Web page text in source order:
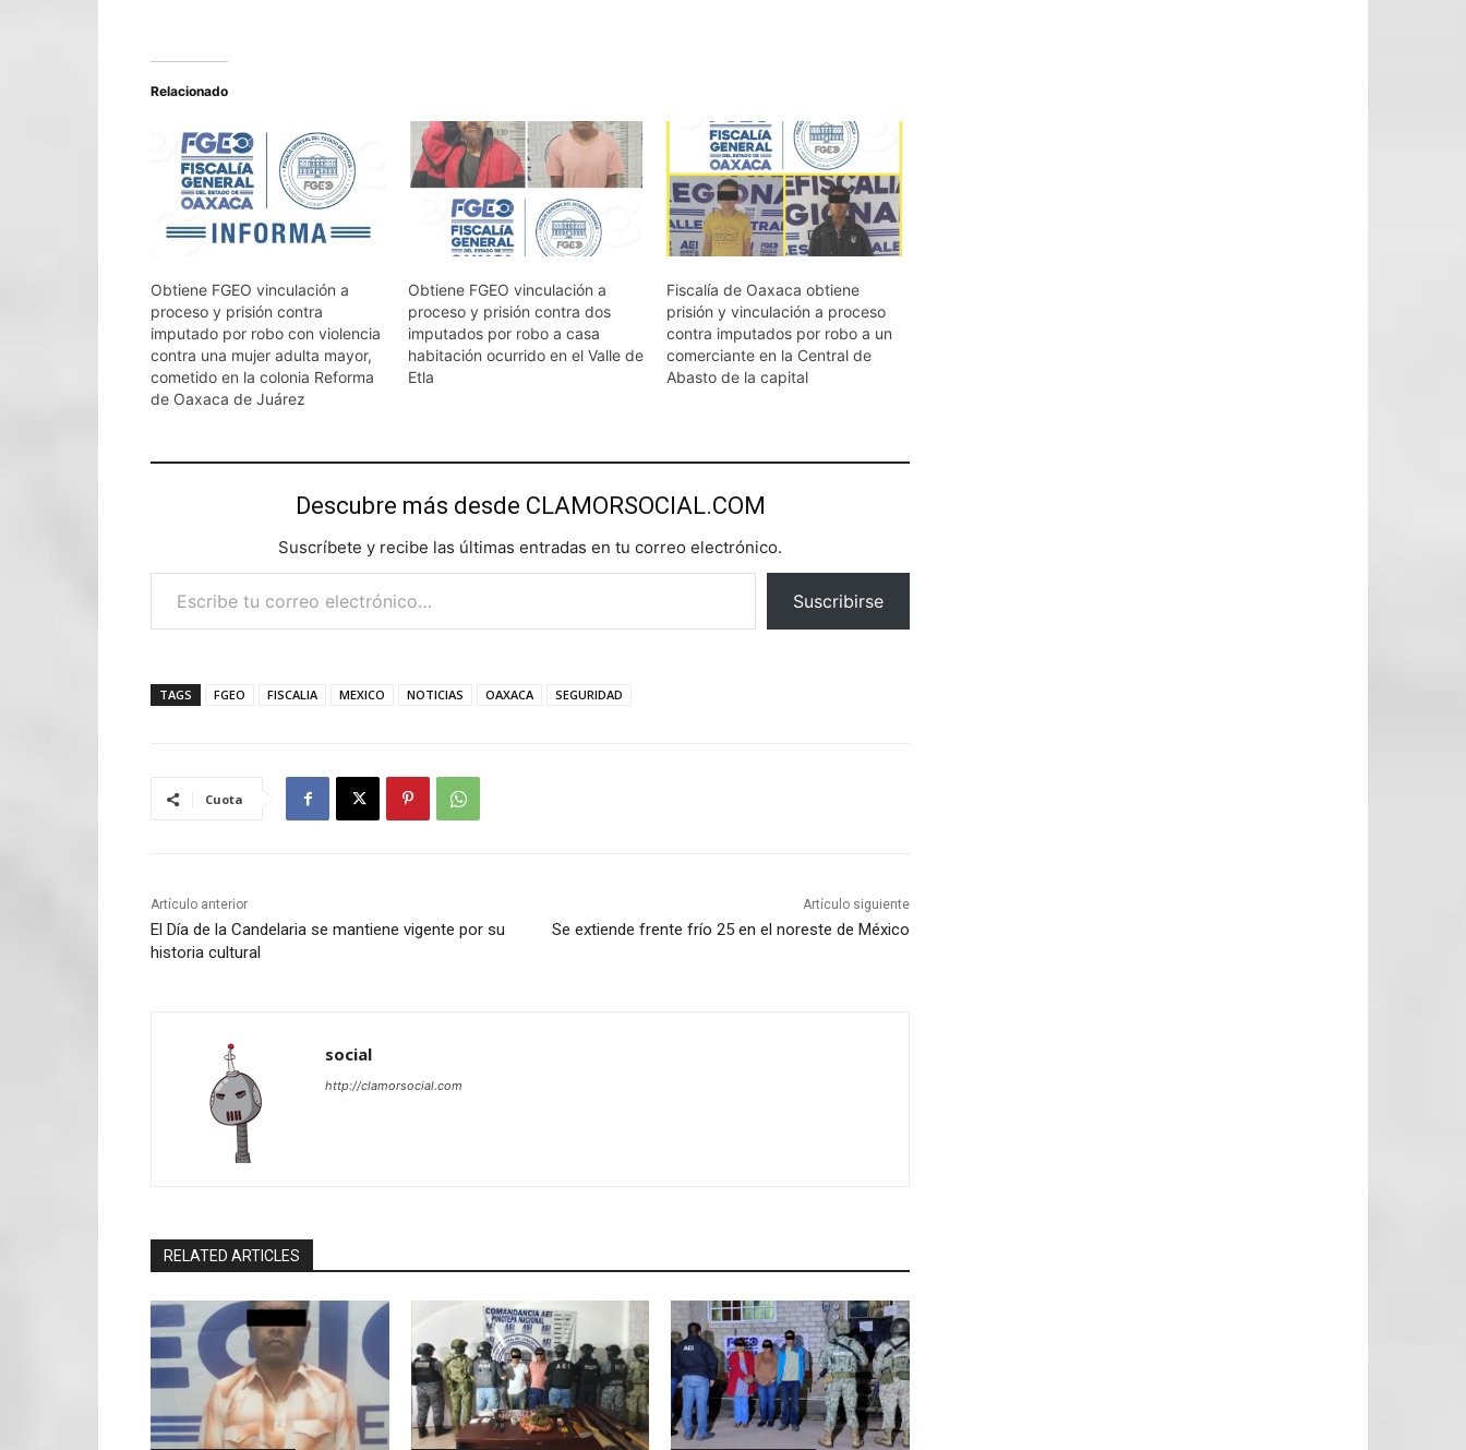
Relacionado
Obtiene FGEO vinculación a
proceso y prisión contra
imputado por robo con violencia
contra una mujer adulta mayor,
cometido en la colonia Reforma
de Oaxaca de Juárez
Obtiene FGEO vinculación a
proceso y prisión contra dos
imputados por robo a casa
habitación ocurrido en el Valle de
Etla
Fiscalía de Oaxaca obtiene
prisión y vinculación a proceso
contra imputados por robo a un
comerciante en la Central de
Abasto de la capital
Descubre más desde CLAMORSOCIAL.COM
Suscríbete y recibe las últimas entradas en tu correo electrónico.
Escribe tu correo electrónico…
Suscribirse
TAGS FGEO FISCALIA MEXICO NOTICIAS OAXACA SEGURIDAD
Cuota
Artículo anterior
El Día de la Candelaria se mantiene vigente por su
historia cultural
Artículo siguiente
Se extiende frente frío 25 en el noreste de México
social
http://clamorsocial.com
RELATED ARTICLES